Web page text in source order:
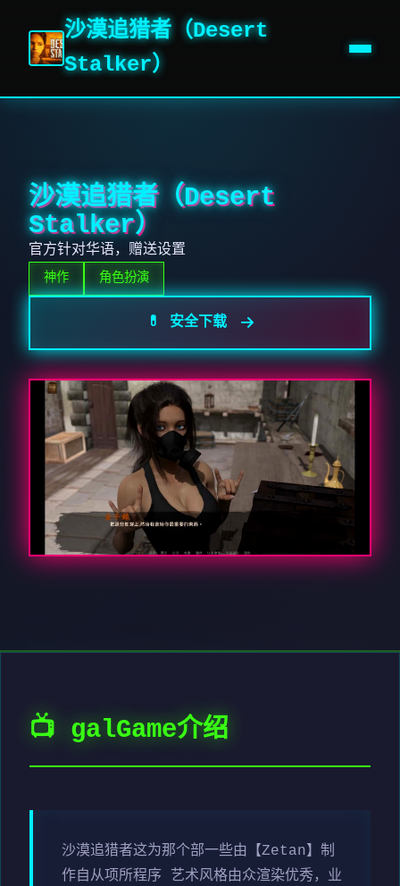
沙漠追猎者（Desert
Stalker）
沙漠追猎者（Desert
Stalker）
官方针对华语，赠送设置
神作 角色扮演
💊 安全下载
📺 galGame介绍
沙漠追猎者这为那个部一些由【Zetan】制
作自从项所程序 艺术风格由众渲染优秀，业